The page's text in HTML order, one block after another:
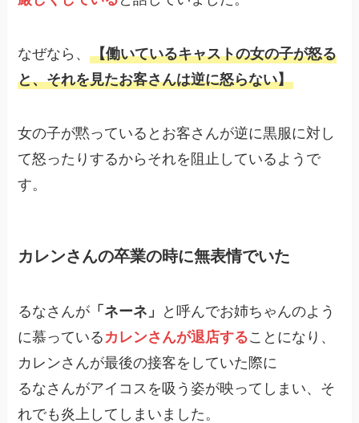
なぜなら、【働いているキャストの女の子が怒る
と、それを見たお客さんは逆に怒らない】
女の子が黙っているとお客さんが逆に黒服に対し
て怒ったりするからそれを阻止しているようで
す。
カレンさんの卒業の時に無表情でいた
るなさんが 「ネーネ」
と呼んでお姉ちゃんのよう
に慕っている カレンさんが退店することになり、
カレンさんが最後の接客をしていた際に
るなさんがアイコスを吸う姿が映ってしまい、そ
れでも炎上してしまいました。